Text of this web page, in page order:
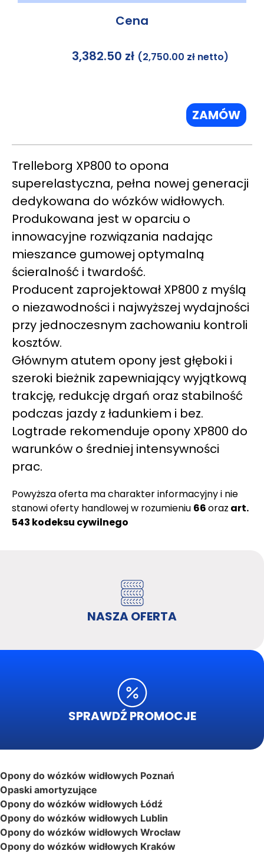
NASZA OFERTA
SPRAWDŹ PROMOCJE
Opony do wózków widłowych Poznań
Opaski amortyzujące
Opony do wózków widłowych Łódź
Opony do wózków widłowych Lublin
Opony do wózków widłowych Wrocław
Opony do wózków widłowych Kraków
Cena
3,382.50 zł (2,750.00 zł netto)
ZAMÓW
Trelleborg XP800 to opona
superelastyczna, pełna nowej generacji
dedykowana do wózków widłowych.
Produkowana jest w oparciu o
innowacyjne rozwiązania nadając
mieszance gumowej optymalną
ścieralność i twardość.
Producent zaprojektował XP800 z myślą
o niezawodności i najwyższej wydajności
przy jednoczesnym zachowaniu kontroli
kosztów.
Głównym atutem opony jest głęboki i
szeroki bieżnik zapewniający wyjątkową
trakcję, redukcję drgań oraz stabilność
podczas jazdy z ładunkiem i bez.
Logtrade rekomenduje opony XP800 do
warunków o średniej intensywności
prac.
Powyższa oferta ma charakter informacyjny i nie
stanowi oferty handlowej w rozumieniu 66oraz art.
543 kodeksu cywilnego